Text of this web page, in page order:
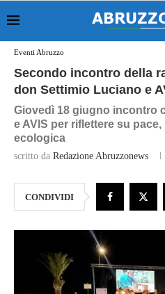
Eventi Abruzzo
Secondo incontro della
don Settimio Luciano e
Giovedì 18 giugno incontro
e AVIS per riflettere su
ecologica
scritto da Redazione Abruzzonews
CONDIVIDI